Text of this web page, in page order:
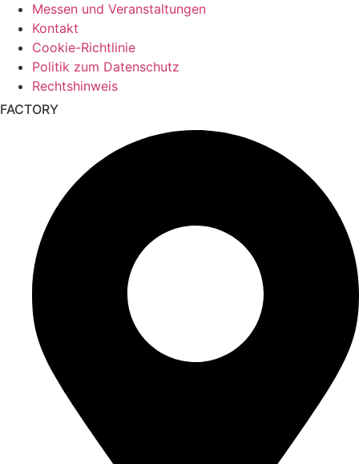
Messen und Veranstaltungen
Kontakt
Cookie-Richtlinie
Politik zum Datenschutz
Rechtshinweis
FACTORY